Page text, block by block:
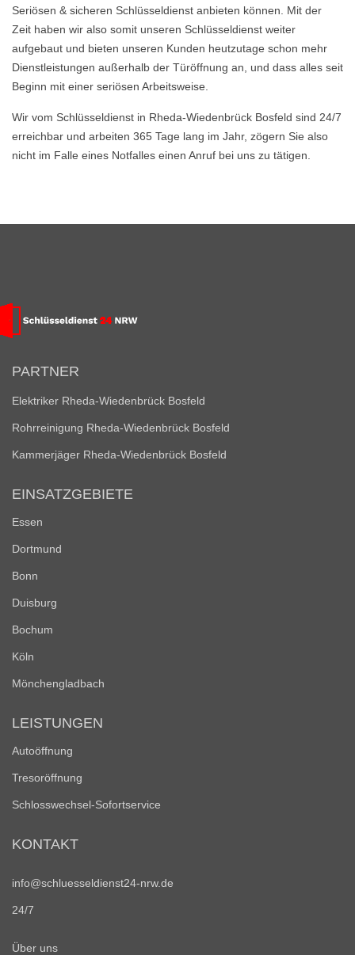
Seriösen & sicheren Schlüsseldienst anbieten können. Mit der
Zeit haben wir also somit unseren Schlüsseldienst weiter
aufgebaut und bieten unseren Kunden heutzutage schon mehr
Dienstleistungen außerhalb der Türöffnung an, und dass alles seit
Beginn mit einer seriösen Arbeitsweise.
Wir vom Schlüsseldienst in Rheda-Wiedenbrück Bosfeld sind 24/7
erreichbar und arbeiten 365 Tage lang im Jahr, zögern Sie also
nicht im Falle eines Notfalles einen Anruf bei uns zu tätigen.
PARTNER
Elektriker Rheda-Wiedenbrück Bosfeld
Rohrreinigung Rheda-Wiedenbrück Bosfeld
Kammerjäger Rheda-Wiedenbrück Bosfeld
EINSATZGEBIETE
Essen
Dortmund
Bonn
Duisburg
Bochum
Köln
Mönchengladbach
LEISTUNGEN
Autoöffnung
Tresoröffnung
Schlosswechsel-Sofortservice
KONTAKT
info@schluesseldienst24-nrw.de
24/7
Über uns